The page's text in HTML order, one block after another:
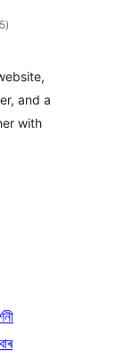
টা
মুঠ)
and a
with